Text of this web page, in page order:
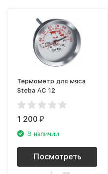
Термометр для мяса
Steba AC 12
1 200₽
В наличии
Посмотреть